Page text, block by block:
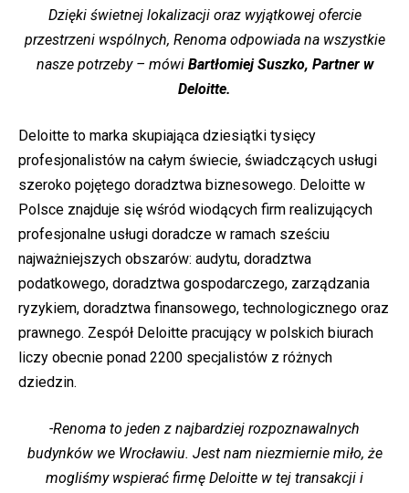
Dzięki świetnej lokalizacji oraz wyjątkowej ofercie
przestrzeni wspólnych, Renoma odpowiada na wszystkie
nasze potrzeby – mówi Bartłomiej Suszko, Partner w
Deloitte.
Deloitte to marka skupiająca dziesiątki tysięcy
profesjonalistów na całym świecie, świadczących usługi
szeroko pojętego doradztwa biznesowego. Deloitte w
Polsce znajduje się wśród wiodących firm realizujących
profesjonalne usługi doradcze w ramach sześciu
najważniejszych obszarów: audytu, doradztwa
podatkowego, doradztwa gospodarczego, zarządzania
ryzykiem, doradztwa finansowego, technologicznego oraz
prawnego. Zespół Deloitte pracujący w polskich biurach
liczy obecnie ponad 2200 specjalistów z różnych
dziedzin.
-Renoma to jeden z najbardziej rozpoznawalnych
budynków we Wrocławiu. Jest nam niezmiernie miło, że
mogliśmy wspierać firmę Deloitte w tej transakcji i